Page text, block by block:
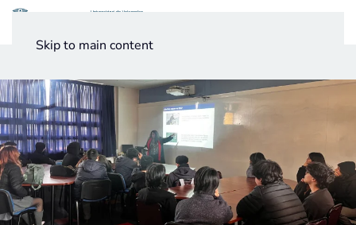
Skip to main content